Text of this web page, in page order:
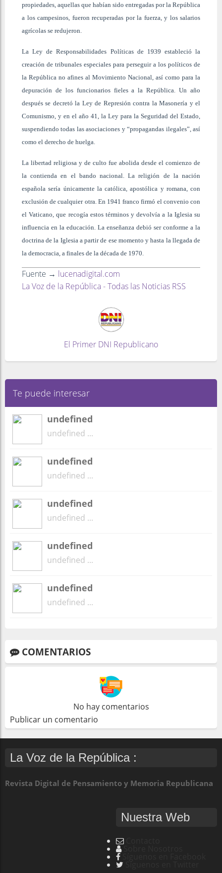
propiedades, aquellas que habían sido entregadas por la República
a los campesinos, fueron recuperadas por la fuerza, y los salarios
agrícolas se redujeron.
La Ley de Responsabilidades Políticas de 1939 estableció la
creación de tribunales especiales para perseguir a los políticos de
la República no afines al Movimiento Nacional, así como para la
depuración de los funcionarios fieles a la República. Un año
después se decretó la Ley de Represión contra la Masonería y el
Comunismo, y en el año 41, la Ley para la Seguridad del Estado,
suspendiendo todas las asociaciones y “propagandas ilegales”, así
como el derecho de huelga.
La libertad religiosa y de culto fue abolida desde el comienzo de
la contienda en el bando nacional. La religión de la nación
española sería únicamente la católica, apostólica y romana, con
exclusión de cualquier otra. En 1941 franco firmó el convenio con
el Vaticano, que recogía estos términos y devolvía a la Iglesia su
influencia en la educación. La enseñanza debió ser conforme a la
doctrina de la Iglesia a partir de ese momento y hasta la llegada de
la democracia, a finales de la década de 1970.
Fuente → lucenadigital.com
La Voz de la República - Todas las Noticias RSS
El Primer DNI Republicano
Te puede interesar
undefined
undefined ...
undefined
undefined ...
undefined
undefined ...
undefined
undefined ...
undefined
undefined ...
COMENTARIOS
No hay comentarios
Publicar un comentario
La Voz de la República :
Revista Digital de Pensamiento y Memoria Republicana
Nuestra Web